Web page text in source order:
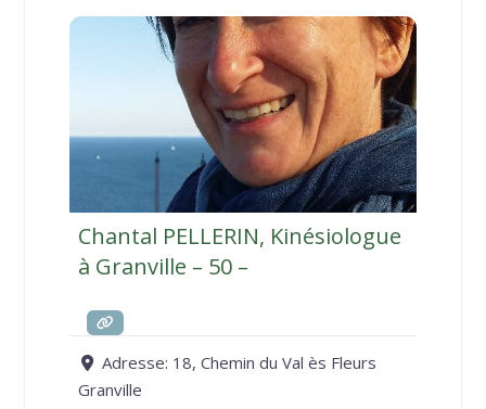
Chantal PELLERIN, Kinésiologue
à Granville – 50 –
Adresse: 18, Chemin du Val ès Fleurs
Granville